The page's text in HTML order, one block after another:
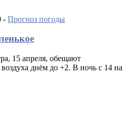
- Прогноз погоды
15 апреля, обещают
днём до +2. В ночь с 14 на